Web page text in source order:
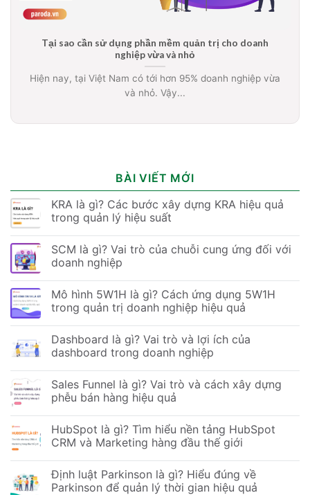
Tại sao cần sử dụng phần mềm quản trị cho doanh
nghiệp vừa và nhỏ
Hiện nay, tại Việt Nam có tới hơn 95% doanh nghiệp vừa
và nhỏ. Vậy...
BÀI VIẾT MỚI
KRA là gì? Các bước xây dựng KRA hiệu quả
trong quản lý hiệu suất
SCM là gì? Vai trò của chuỗi cung ứng đối với
doanh nghiệp
Mô hình 5W1H là gì? Cách ứng dụng 5W1H
trong quản trị doanh nghiệp hiệu quả
Dashboard là gì? Vai trò và lợi ích của
dashboard trong doanh nghiệp
Sales Funnel là gì? Vai trò và cách xây dựng
phễu bán hàng hiệu quả
HubSpot là gì? Tìm hiểu nền tảng HubSpot
CRM và Marketing hàng đầu thế giới
Định luật Parkinson là gì? Hiểu đúng về
Parkinson để quản lý thời gian hiệu quả